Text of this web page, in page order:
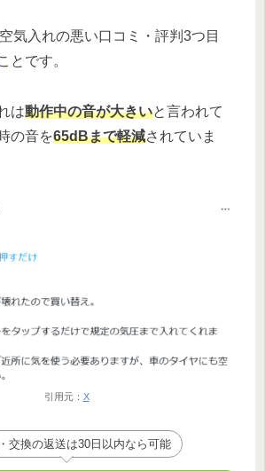
気入れの悪い口コミ・評判3つ目
とです。
は動作中の音が大きいと言われて
の音を65dBまで軽減されていま
引用元： X
交換の返送は30日以内なら可能